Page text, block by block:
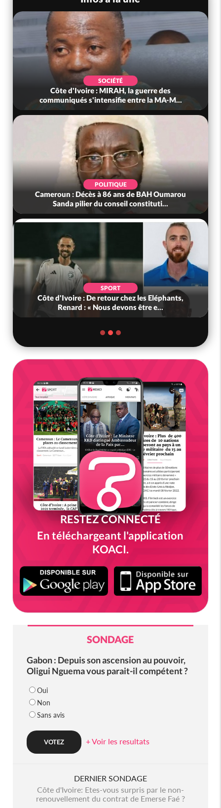
SOCIÉTÉ
Côte d'Ivoire : MIRAH, la guerre des
communiqués s'intensifie entre la MA-M...
POLITIQUE
Cameroun : Décès à 86 ans de BAH Oumarou
Sanda pilier du conseil constituti...
SPORT
Côte d'Ivoire : De retour chez les Eléphants,
Renard : « Nous devons être e...
RESTEZ CONNECTÉ
En téléchargeant l'application
KOACI.
SONDAGE
Gabon : Depuis son ascension au pouvoir,
Oligui Nguema vous parait-il compétent ?
Oui
Non
Sans avis
+ Voir les resultats
DERNIER SONDAGE
Côte d'Ivoire: Etes-vous surpris par le non-
renouvellement du contrat de Emerse Faé ?